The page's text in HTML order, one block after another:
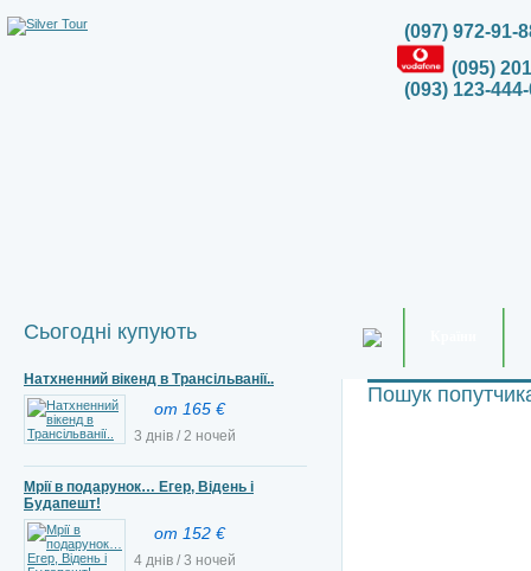
(097) 972-91-
(095)
(093) 123-
Пошук
Сьогодні купують
Натхненний вікенд в Трансільванії..
от 165 €
3 днів / 2 ночей
Мрії в подарунок… Егер, Відень і
Будапешт!
от 152 €
4 днів / 3 ночей